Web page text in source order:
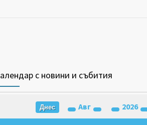
с новини и събития
Днес Авг 2026